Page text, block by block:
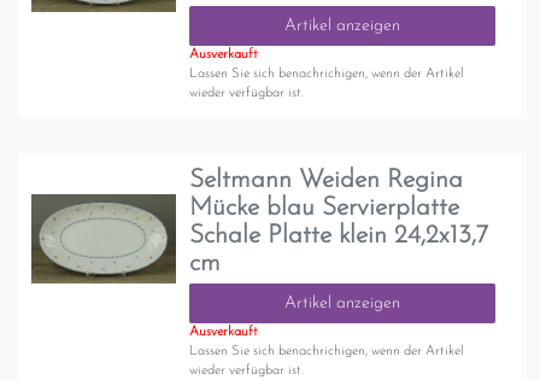
Artikel anzeigen
Ausverkauft
Lassen Sie sich benachrichigen, wenn der Artikel
wieder verfügbar ist.
Seltmann Weiden Regina
Mücke blau Servierplatte
Schale Platte klein 24,2x13,7
cm
Artikel anzeigen
Ausverkauft
Lassen Sie sich benachrichigen, wenn der Artikel
wieder verfügbar ist.